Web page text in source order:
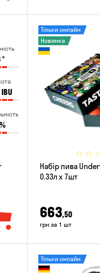
°
IBU
%
Тільки онлайн
Новинка
Набір пива
0.33л x 7шт
663,50
грн за 1 шт
Тільки онлайн